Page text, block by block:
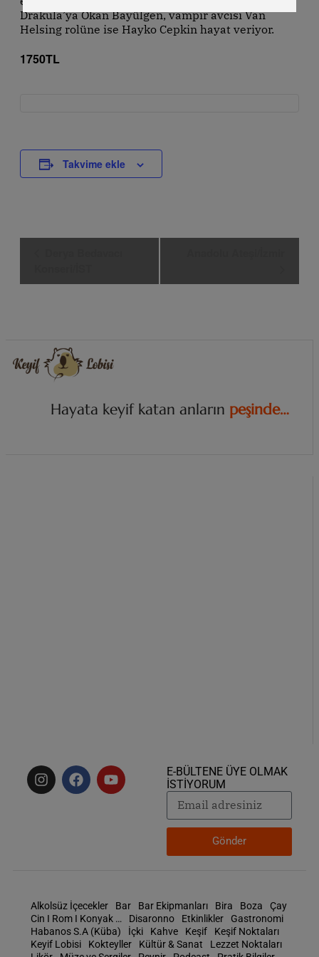
Drakula’ya Okan Bayülgen, vampir avcısı Van
Helsing rolüne ise Hayko Cepkin hayat veriyor.
1750TL
Takvime ekle
Hayata keyif katan anlarınpeşinde…
E-BÜLTENE ÜYE OLMAK
İSTİYORUM
Gönder
Alkolsüz İçecekler Bar Bar Ekipmanları Bira Boza
Çay
Cin I Rom I Konyak …
Disaronno Etkinlikler
Gastronomi
Habanos S.A (Küba)
İçki Kahve Keşif
Keşif Noktaları
Keyif Lobisi
Kokteyller Kültür & Sanat
Lezzet Noktaları